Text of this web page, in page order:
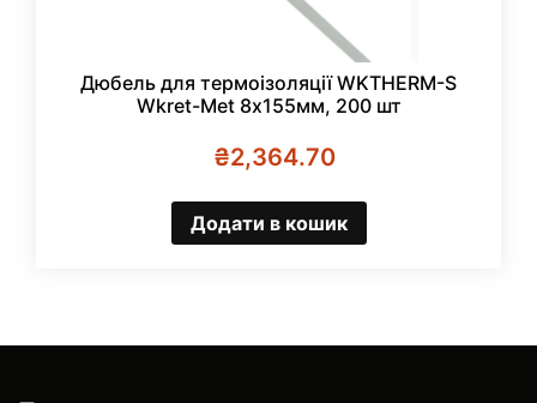
Дюбель для термоізоляції WKTHERM-S
Wkret-Met 8х155мм, 200 шт
₴2,364.70
Додати в кошик